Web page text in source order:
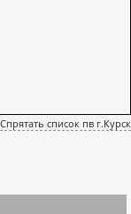
список пв г.Курск